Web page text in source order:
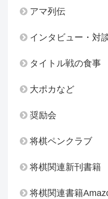
アマ列伝
インタビュー・対
タイトル戦の食事
大ポカなど
奨励会
将棋ペンクラブ
将棋関連新刊書籍
将棋関連書籍